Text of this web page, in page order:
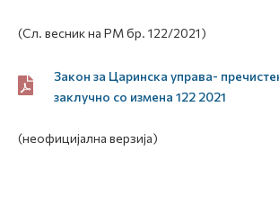
(Сл. весник на РМ бр. 122/2021)
Закон за Царинска управа-
заклучно со измена 122 2021
(неофицијална верзија)